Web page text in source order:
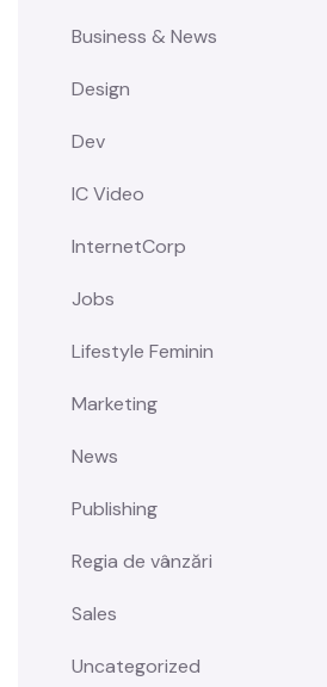
Business & News
Design
Dev
IC Video
InternetCorp
Jobs
Lifestyle Feminin
Marketing
News
Publishing
Regia de vânzări
Sales
Uncategorized